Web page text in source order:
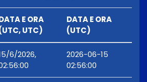
E ORA
UTC)
DATA E ORA
(UTC)
6/2026,
2026-06-15
02:56:00